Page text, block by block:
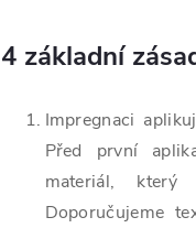
4 základní
Impregnaci
Před první
materiál, který
Doporučujeme